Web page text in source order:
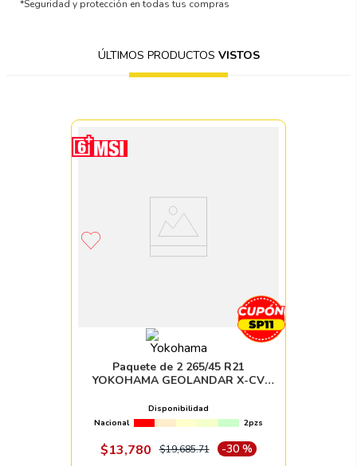
*Seguridad y protección en todas tus compras
ÚLTIMOS PRODUCTOS VISTOS
Paquete de 2 265/45 R21
YOKOHAMA GEOLANDAR X-CV
Disponibilidad
Nacional
2pzs
$13,780 $19,685.71 -30 %